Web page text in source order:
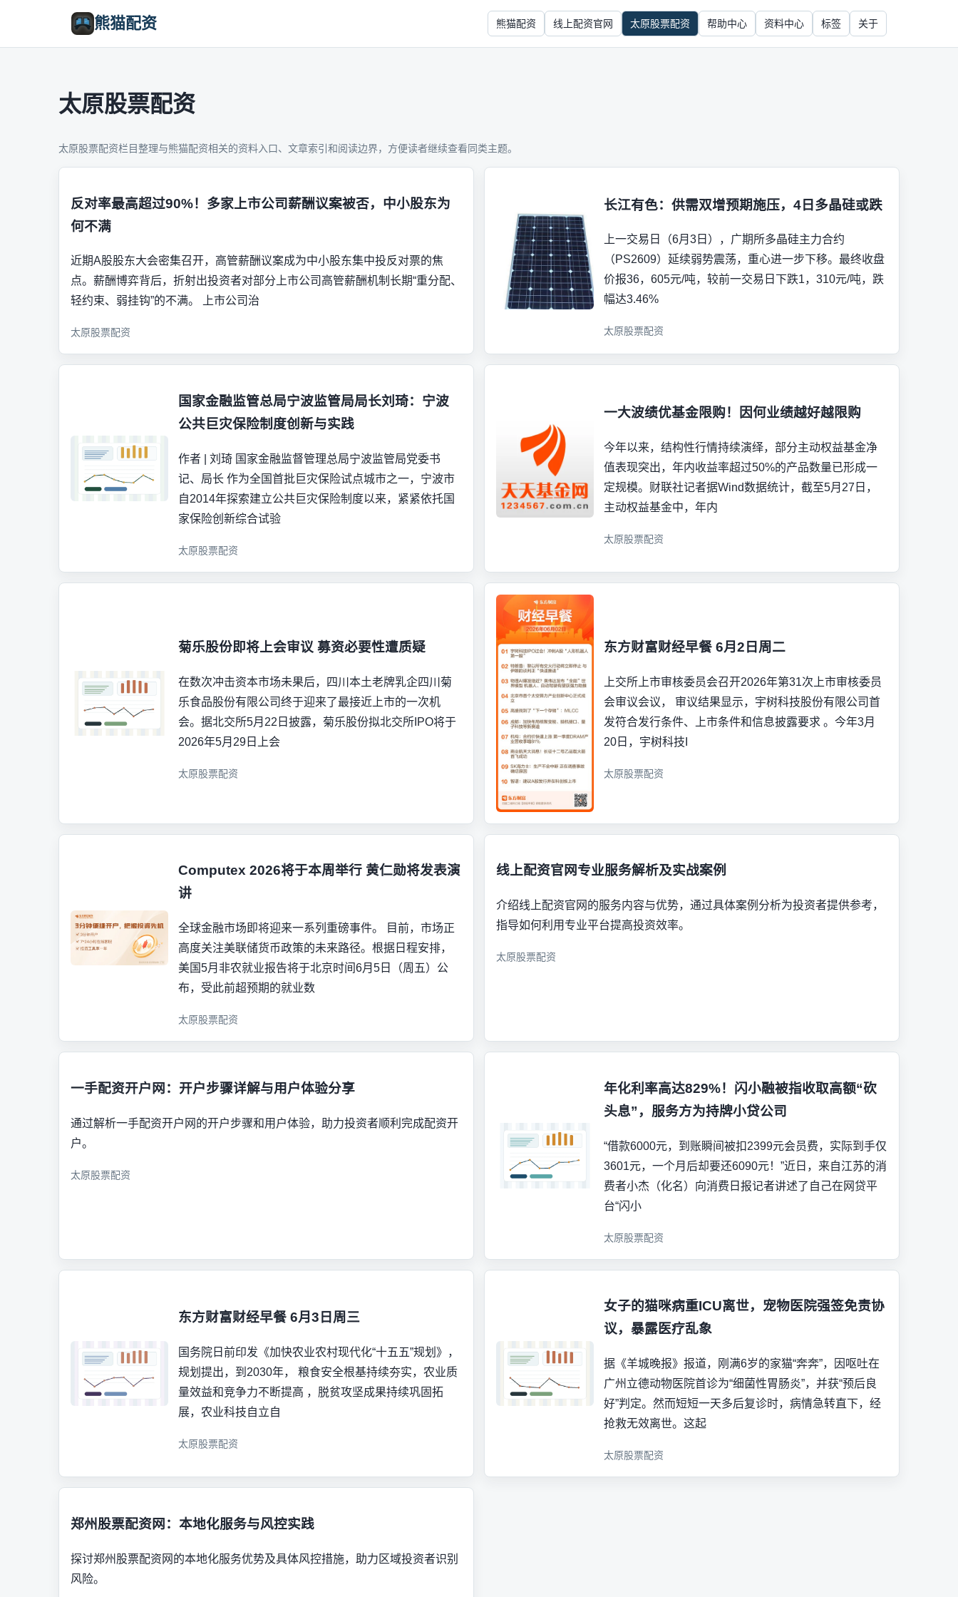
熊猫配资 熊猫配资 线上配资官网 太原股票配资 帮助中心 资料中心 标签 关于
太原股票配资
太原股票配资栏目整理与熊猫配资相关的资料入口、文章索引和阅读边界，方便读者继续查看同类主题。
反对率最高超过90%！多家上市公司薪酬议案被否，中小股东为
何不满
近期A股股东大会密集召开，高管薪酬议案成为中小股东集中投反对票的焦
点。薪酬博弈背后，折射出投资者对部分上市公司高管薪酬机制长期“重分配、
轻约束、弱挂钩”的不满。 上市公司治
太原股票配资
长江有色：供需双增预期施压，4日多晶硅或跌
上一交易日（6月3日），广期所多晶硅主力合约
（PS2609）延续弱势震荡，重心进一步下移。最终收盘
价报36，605元/吨，较前一交易日下跌1，310元/吨，跌
幅达3.46%
太原股票配资
国家金融监管总局宁波监管局局长刘琦：宁波
公共巨灾保险制度创新与实践
作者 | 刘琦 国家金融监督管理总局宁波监管局党委书
记、局长 作为全国首批巨灾保险试点城市之一，宁波市
自2014年探索建立公共巨灾保险制度以来，紧紧依托国
家保险创新综合试验
太原股票配资
一大波绩优基金限购！因何业绩越好越限购
今年以来，结构性行情持续演绎，部分主动权益基金净
值表现突出，年内收益率超过50%的产品数量已形成一
定规模。财联社记者据Wind数据统计，截至5月27日，
主动权益基金中，年内
太原股票配资
菊乐股份即将上会审议 募资必要性遭质疑
在数次冲击资本市场未果后，四川本土老牌乳企四川菊
乐食品股份有限公司终于迎来了最接近上市的一次机
会。据北交所5月22日披露，菊乐股份拟北交所IPO将于
2026年5月29日上会
太原股票配资
东方财富财经早餐 6月2日周二
上交所上市审核委员会召开2026年第31次上市审核委员
会审议会议， 审议结果显示，宇树科技股份有限公司首
发符合发行条件、上市条件和信息披露要求 。今年3月
20日，宇树科技I
太原股票配资
Computex 2026将于本周举行 黄仁勋将发表演
讲
全球金融市场即将迎来一系列重磅事件。 目前，市场正
高度关注美联储货币政策的未来路径。根据日程安排，
美国5月非农就业报告将于北京时间6月5日（周五）公
布，受此前超预期的就业数
太原股票配资
线上配资官网专业服务解析及实战案例
介绍线上配资官网的服务内容与优势，通过具体案例分析为投资者提供参考，
指导如何利用专业平台提高投资效率。
太原股票配资
一手配资开户网：开户步骤详解与用户体验分享
通过解析一手配资开户网的开户步骤和用户体验，助力投资者顺利完成配资开
户。
太原股票配资
年化利率高达829%！闪小融被指收取高额“砍
头息”，服务方为持牌小贷公司
“借款6000元，到账瞬间被扣2399元会员费，实际到手仅
3601元，一个月后却要还6090元！”近日，来自江苏的消
费者小杰（化名）向消费日报记者讲述了自己在网贷平
台“闪小
太原股票配资
东方财富财经早餐 6月3日周三
国务院日前印发《加快农业农村现代化“十五五”规划》，
规划提出，到2030年， 粮食安全根基持续夯实，农业质
量效益和竞争力不断提高 ，脱贫攻坚成果持续巩固拓
展，农业科技自立自
太原股票配资
女子的猫咪病重ICU离世，宠物医院强签免责协
议，暴露医疗乱象
据《羊城晚报》报道，刚满6岁的家猫“奔奔”，因呕吐在
广州立德动物医院首诊为“细菌性胃肠炎”，并获“预后良
好”判定。然而短短一天多后复诊时，病情急转直下，经
抢救无效离世。这起
太原股票配资
郑州股票配资网：本地化服务与风控实践
探讨郑州股票配资网的本地化服务优势及具体风控措施，助力区域投资者识别
风险。